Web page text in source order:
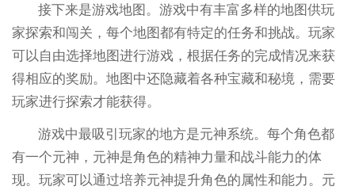
接下来是游戏地图。游戏中有丰富多样的地图供玩
家探索和闯关，每个地图都有特定的任务和挑战。玩家
可以自由选择地图进行游戏，根据任务的完成情况来获
得相应的奖励。地图中还隐藏着各种宝藏和秘境，需要
玩家进行探索才能获得。
游戏中最吸引玩家的地方是元神系统。每个角色都
有一个元神，元神是角色的精神力量和战斗能力的体
现。玩家可以通过培养元神提升角色的属性和能力。元